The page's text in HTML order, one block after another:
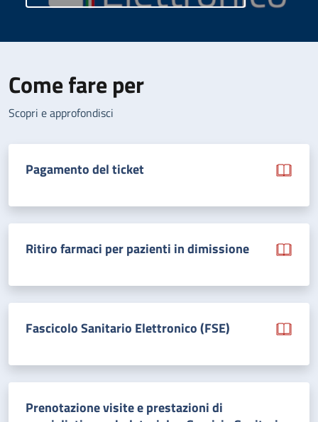
Come fare per
Scopri e approfondisci
Pagamento del ticket
Ritiro farmaci per pazienti in dimissione
Fascicolo Sanitario Elettronico (FSE)
Prenotazione visite e prestazioni di